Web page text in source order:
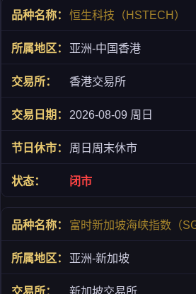
恒生科技（HSTECH）
亚洲-中国香港
香港交易所
2026-08-09 周日
周日周末休市
闭市
富时新加坡海峡指数（
亚洲-新加坡
新加坡交易所